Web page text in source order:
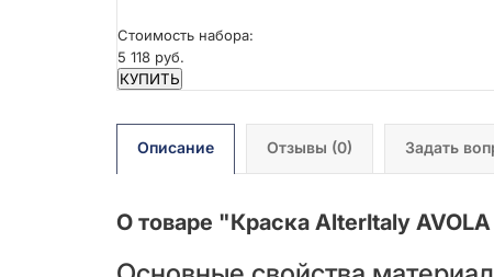
Стоимость набора:
5 118 руб.
КУПИТЬ
Описание Отзывы (0) Задать
О товаре "Краска AlterItaly